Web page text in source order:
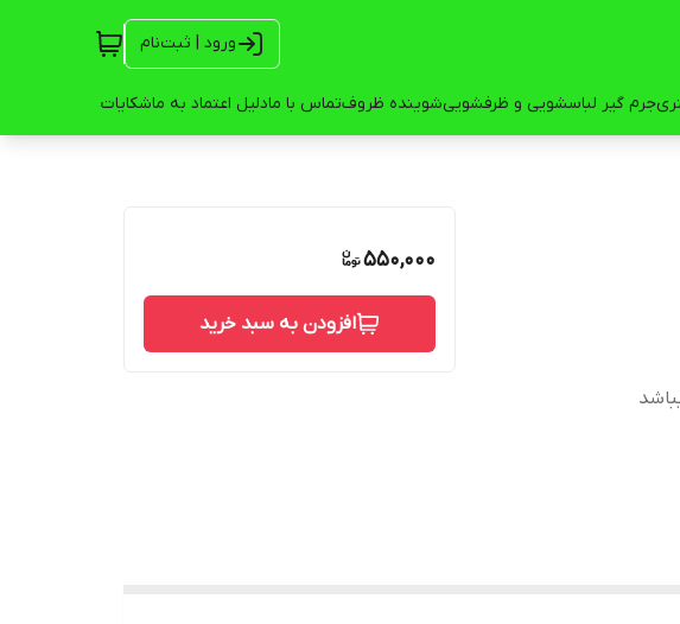
ورود | ثبت‌نام
جرم گیر لباسشویی و ظرفشوییشوینده ظروفتماس با مادلیل اعتماد به ماشکایات
550,000
افزودن به سبد خرید